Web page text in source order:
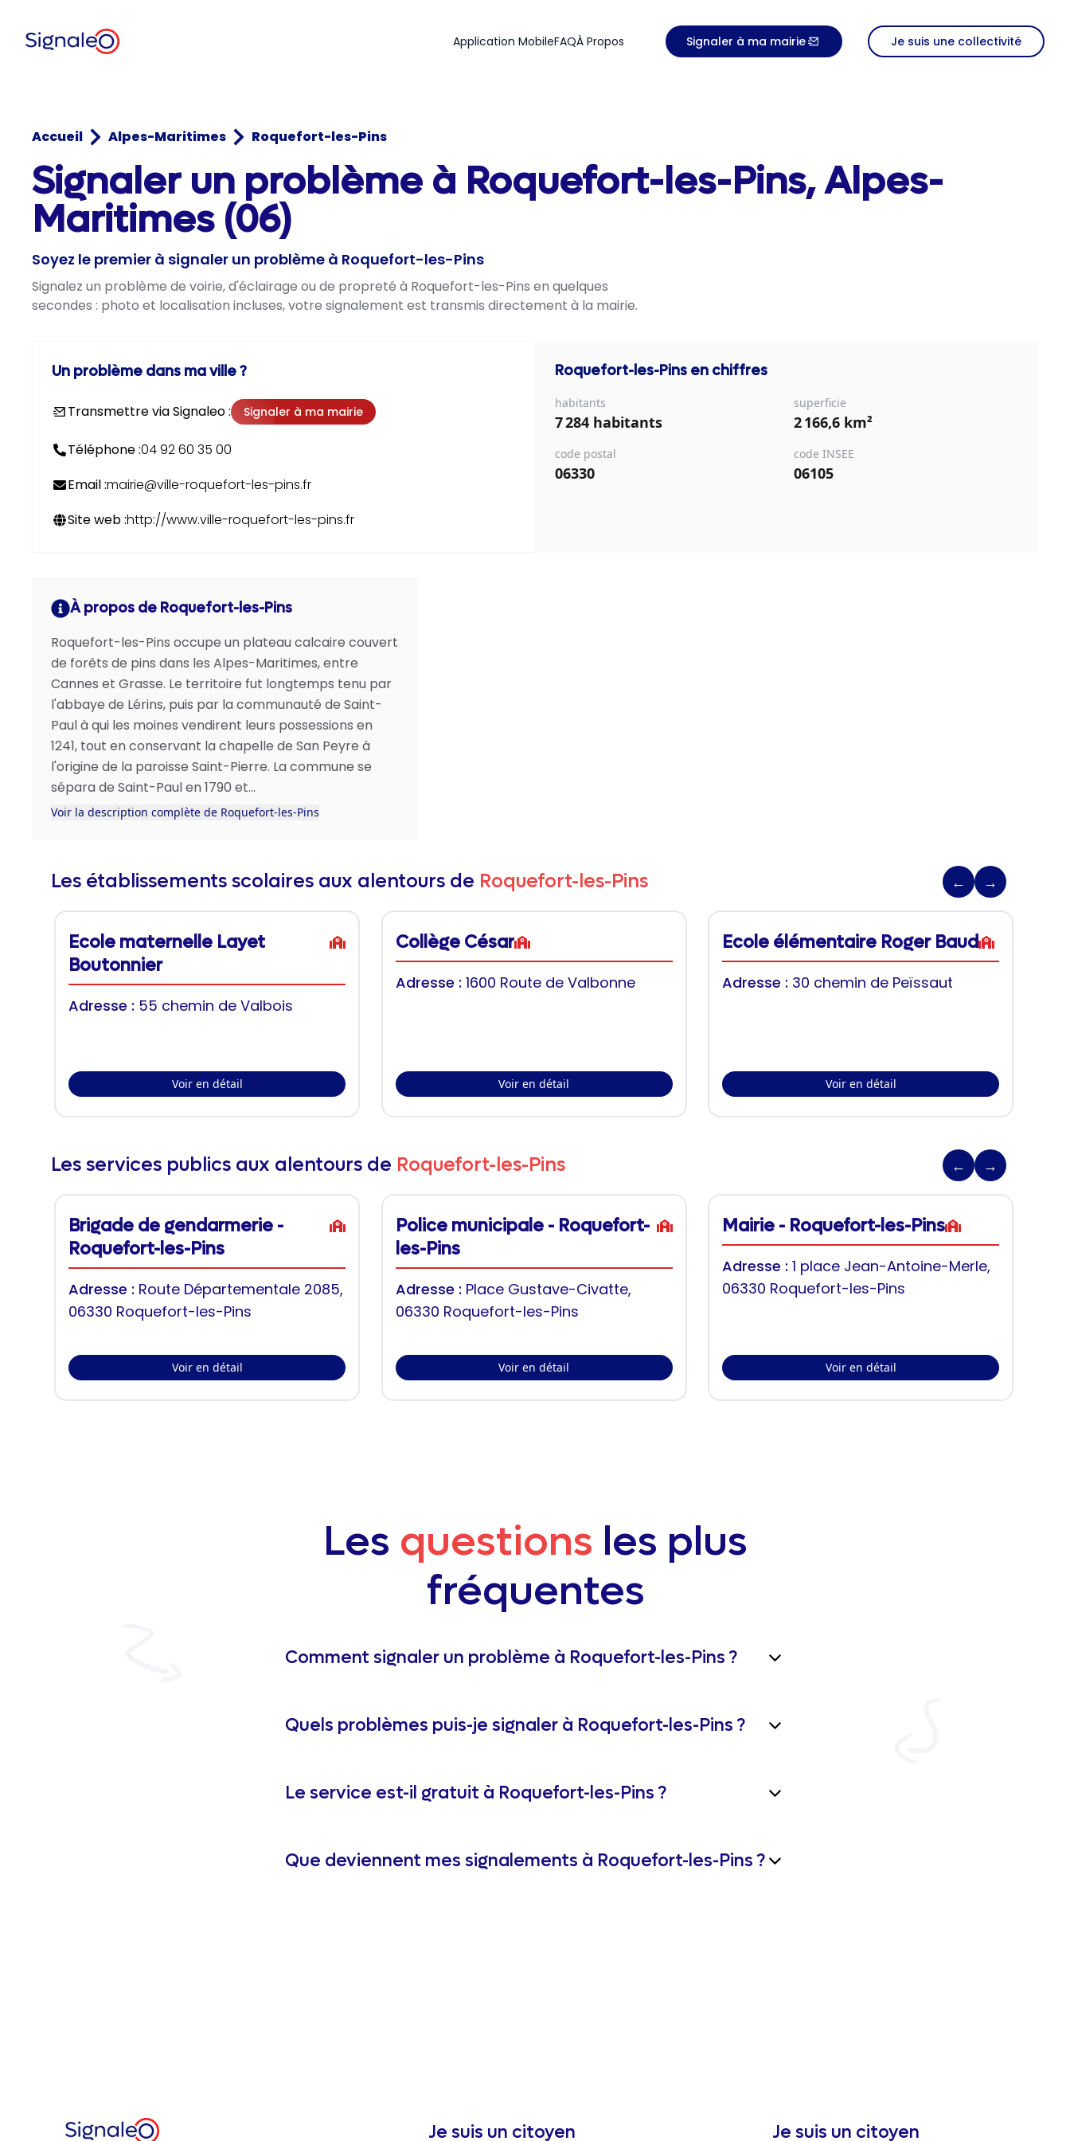
Application MobileFAQÀ Propos Signaler à ma mairie Je suis une collectivité
Accueil Alpes-Maritimes Roquefort-les-Pins
Signaler un problème à Roquefort-les-Pins, Alpes-
Maritimes (06)
Soyez le premier à signaler un problème à Roquefort-les-Pins
Signalez un problème de voirie, d'éclairage ou de propreté à Roquefort-les-Pins en quelques
secondes : photo et localisation incluses, votre signalement est transmis directement à la mairie.
Un problème dans ma ville ?
Transmettre via Signaleo : Signaler à ma mairie
Téléphone :04 92 60 35 00
Email :mairie@ville-roquefort-les-pins.fr
Site web :http://www.ville-roquefort-les-pins.fr
Roquefort-les-Pins en chiffres
habitants
7 284 habitants
superficie
2 166,6 km²
code postal
06330
code INSEE
06105
À propos de Roquefort-les-Pins
Roquefort-les-Pins occupe un plateau calcaire couvert
de forêts de pins dans les Alpes-Maritimes, entre
Cannes et Grasse. Le territoire fut longtemps tenu par
l'abbaye de Lérins, puis par la communauté de Saint-
Paul à qui les moines vendirent leurs possessions en
1241, tout en conservant la chapelle de San Peyre à
l'origine de la paroisse Saint-Pierre. La commune se
sépara de Saint-Paul en 1790 et...
Voir la description complète de Roquefort-les-Pins
Les établissements scolaires aux alentours de Roquefort-les-Pins ← →
Ecole maternelle Layet
Boutonnier
Adresse : 55 chemin de Valbois
Voir en détail
Collège César
Adresse : 1600 Route de Valbonne
Voir en détail
Ecole élémentaire Roger Baud
Adresse : 30 chemin de Peïssaut
Voir en détail
Les services publics aux alentours de Roquefort-les-Pins ← →
Brigade de gendarmerie -
Roquefort-les-Pins
Adresse : Route Départementale 2085,
06330 Roquefort-les-Pins
Voir en détail
Police municipale - Roquefort-
les-Pins
Adresse : Place Gustave-Civatte,
06330 Roquefort-les-Pins
Voir en détail
Mairie - Roquefort-les-Pins
Adresse :1 place Jean-Antoine-Merle,
06330 Roquefort-les-Pins
Voir en détail
Les questions les plus
fréquentes
Comment signaler un problème à Roquefort-les-Pins ?
Quels problèmes puis-je signaler à Roquefort-les-Pins ?
Le service est-il gratuit à Roquefort-les-Pins ?
Que deviennent mes signalements à Roquefort-les-Pins ?
Je suis un citoyen Je suis un citoyen